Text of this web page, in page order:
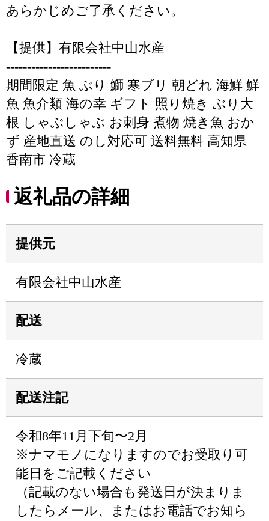
あらかじめご了承ください。
【提供】有限会社中山水産
-------------------------
期間限定 魚 ぶり 鰤 寒ブリ 朝どれ 海鮮 鮮
魚 魚介類 海の幸 ギフト 照り焼き ぶり大
根 しゃぶしゃぶ お刺身 煮物 焼き魚 おか
ず 産地直送 のし対応可 送料無料 高知県
香南市 冷蔵
返礼品の詳細
提供元
有限会社中山水産
配送
冷蔵
配送注記
令和8年11月下旬〜2月
※ナマモノになりますのでお受取り可
能日をご記載ください
（記載のない場合も発送日が決まりま
したらメール、またはお電話でお知ら